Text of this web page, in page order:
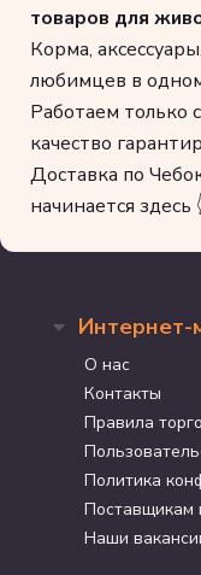
товаров для
Корма,
любимцев в
Работаем
качество
Доставка по
начинается здесь
Интернет-
О нас
Контакты
Правила
Политика
Поставщикам
Наши